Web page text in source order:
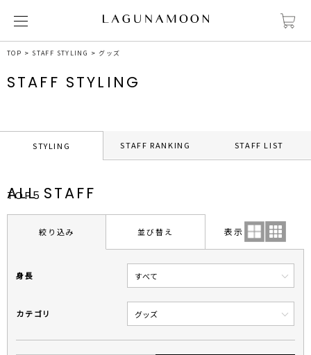
TOP STAFF STYLING グッズ
STAFF STYLING
STYLING STAFF RANKING STAFF LIST
TOP5
ALL STAFF
絞り込み 並び替え 表示
身長
カテゴリ